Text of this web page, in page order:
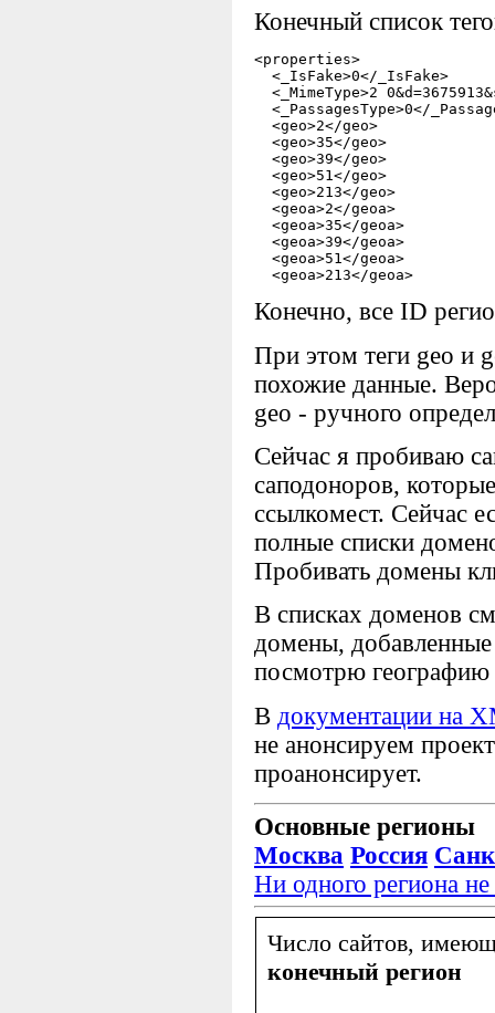
Конечный список
<properties>
  <_IsFake>0</_IsFake>
<_MimeType>2
<_PassagesType>0</
  <geo>2</geo>
  <geo>35</geo>
  <geo>39</geo>
  <geo>51</geo>
  <geo>213</geo>
  <geoa>2</geoa>
  <geoa>35</geoa>
  <geoa>39</geoa>
  <geoa>51</geoa>
Конечно, все ID
При этом теги geo и
похожие данные.
geo - ручного
Сейчас я пробиваю
саподоноров,
ссылкомест. Сейчас
полные списки
Пробивать домены
В списках доменов
домены,
посмотрю географию
В документации на
не анонсируем
проанонсирует.
Основные регионы
Москва Россия
Ни одного региона
Число сайтов,
конечный регион